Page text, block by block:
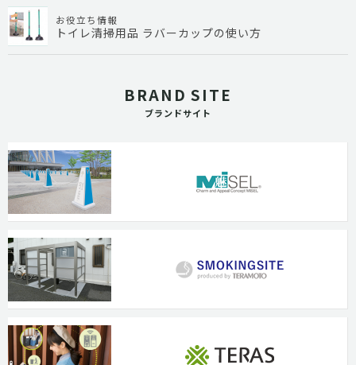
お役立ち情報
トイレ清掃用品 ラバーカップの使い方
BRAND SITE
ブランドサイト